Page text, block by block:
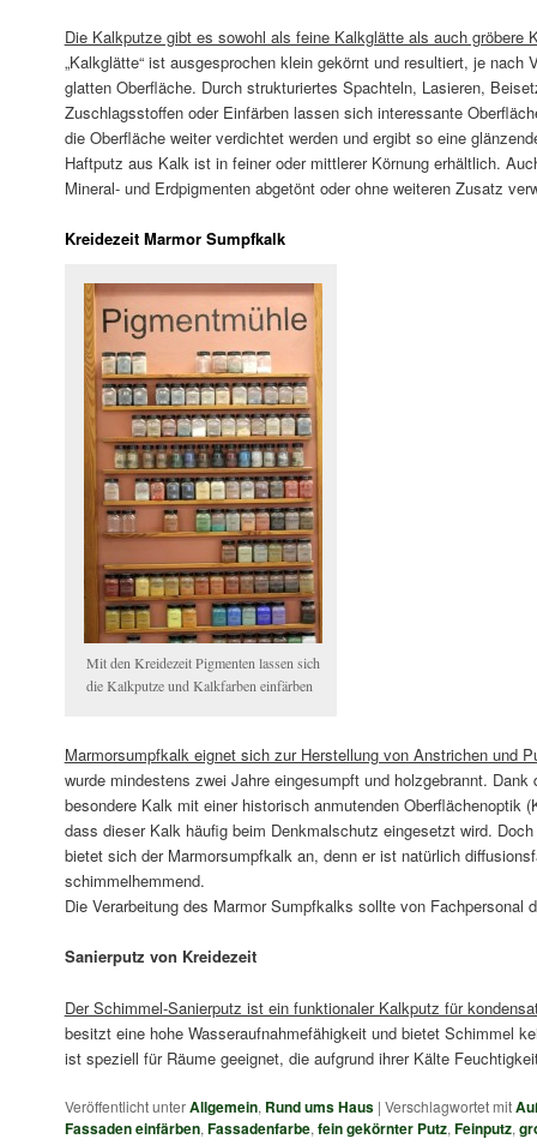
Die Kalkputze gibt es sowohl als feine Kalkglätte als auch gröbere
„Kalkglätte“ ist ausgesprochen klein gekörnt und resultiert, je nach
glatten Oberfläche. Durch strukturiertes Spachteln, Lasieren,
Zuschlagsstoffen oder Einfärben lassen sich interessante
die Oberfläche weiter verdichtet werden und ergibt so eine
Haftputz aus Kalk ist in feiner oder mittlerer Körnung erhältlich.
Mineral- und Erdpigmenten abgetönt oder ohne weiteren Zusatz
Kreidezeit Marmor Sumpfkalk
Mit den Kreidezeit Pigmenten lassen sich
die Kalkputze und Kalkfarben einfärben
Marmorsumpfkalk eignet sich zur Herstellung von Anstrichen und
wurde mindestens zwei Jahre eingesumpft und holzgebrannt.
besondere Kalk mit einer historisch anmutenden Oberflächenoptik
dass dieser Kalk häufig beim Denkmalschutz eingesetzt wird.
bietet sich der Marmorsumpfkalk an, denn er ist natürlich
schimmelhemmend.
Die Verarbeitung des Marmor Sumpfkalks sollte von Fachpersonal
Sanierputz von Kreidezeit
Der Schimmel-Sanierputz ist ein funktionaler Kalkputz für
besitzt eine hohe Wasseraufnahmefähigkeit und bietet Schimmel
ist speziell für Räume geeignet, die aufgrund ihrer Kälte
Veröffentlicht unterAllgemein, Rund ums Haus | Verschlagwortet mit
Fassaden einfärben, Fassadenfarbe, fein gekörnter Putz, Feinputz,